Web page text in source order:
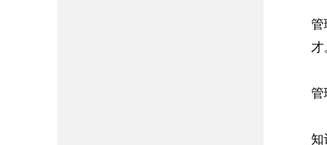
管
才
管
知